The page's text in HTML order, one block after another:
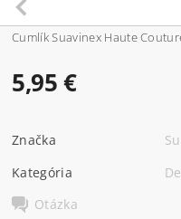
Cumlík Suavinex Haute
5,95 €
Značka
Kategória
Otázka